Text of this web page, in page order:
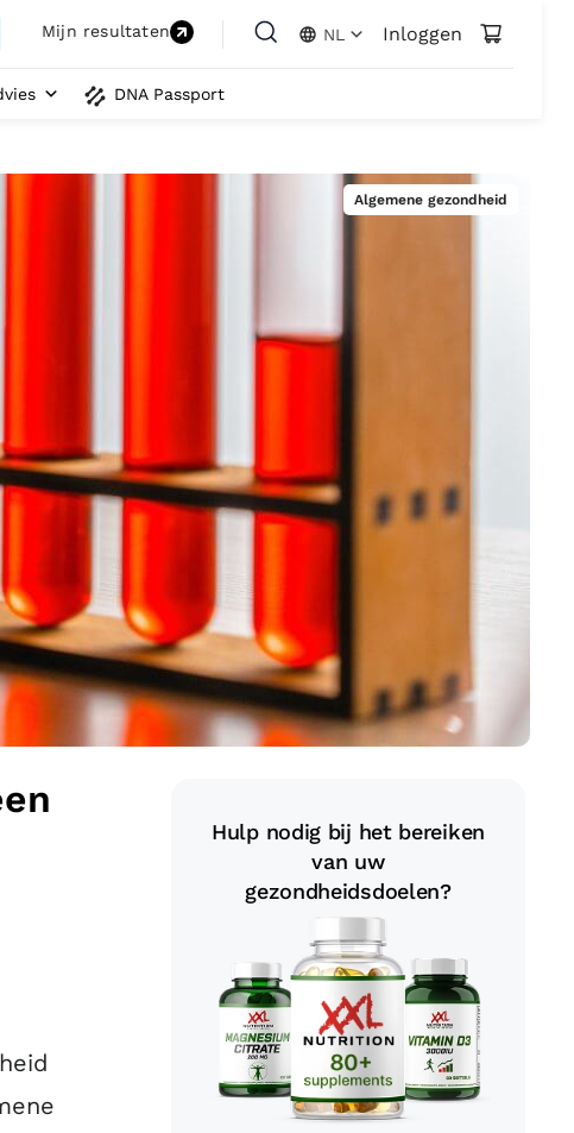
Mijn resultaten NL Inloggen
DNA Passport
Algemene gezondheid
Hulp nodig bij het bereiken
van uw
gezondheidsdoelen?